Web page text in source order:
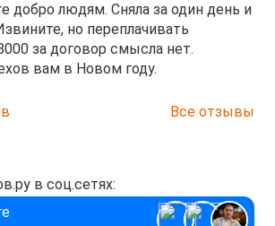
добро людям. Сняла за один день и
но переплачивать
за договор смысла нет.
вам в Новом году.
Все отзывы
в соц.сетях: